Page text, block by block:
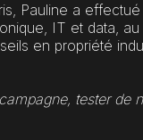
Pauline a
IT et data,
en propriété
tester de